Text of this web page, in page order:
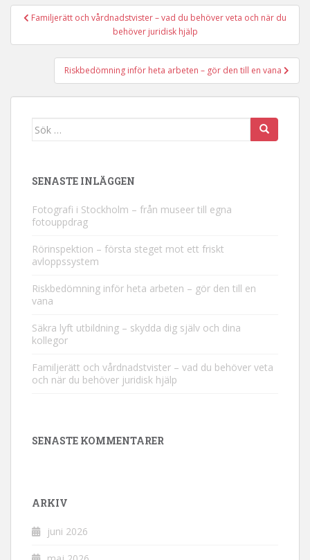
Inläggsnavigering
Familjerätt och vårdnadstvister – vad du behöver veta och när du
behöver juridisk hjälp
Riskbedömning inför heta arbeten – gör den till en vana
Sök efter:
SENASTE INLÄGGEN
Fotografi i Stockholm – från museer till egna
fotouppdrag
Rörinspektion – första steget mot ett friskt
avloppssystem
Riskbedömning inför heta arbeten – gör den till en
vana
Säkra lyft utbildning – skydda dig själv och dina
kollegor
Familjerätt och vårdnadstvister – vad du behöver veta
och när du behöver juridisk hjälp
SENASTE KOMMENTARER
ARKIV
juni 2026